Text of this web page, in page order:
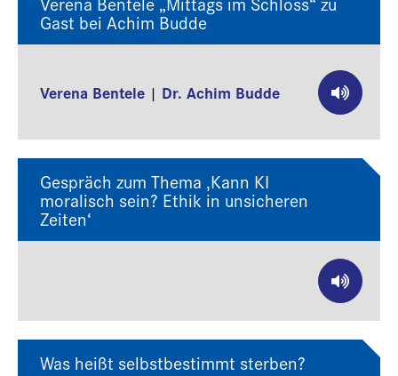
Gast bei Achim Budde
Verena Bentele | Dr. Achim Budde
Gespräch zum Thema ‚Kann KI
moralisch sein? Ethik in unsicheren
Zeiten‘
Was heißt selbstbestimmt sterben?